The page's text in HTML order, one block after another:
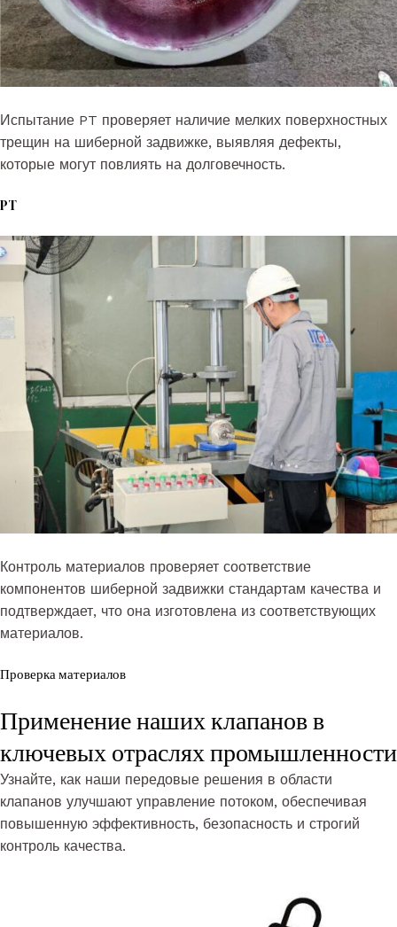
Испытание PT проверяет наличие мелких поверхностных
трещин на шиберной задвижке, выявляя дефекты,
которые могут повлиять на долговечность.
PT
Контроль материалов проверяет соответствие
компонентов шиберной задвижки стандартам качества и
подтверждает, что она изготовлена из соответствующих
материалов.
Проверка материалов
Применение наших клапанов в
ключевых отраслях промышленности
Узнайте, как наши передовые решения в области
клапанов улучшают управление потоком, обеспечивая
повышенную эффективность, безопасность и строгий
контроль качества.